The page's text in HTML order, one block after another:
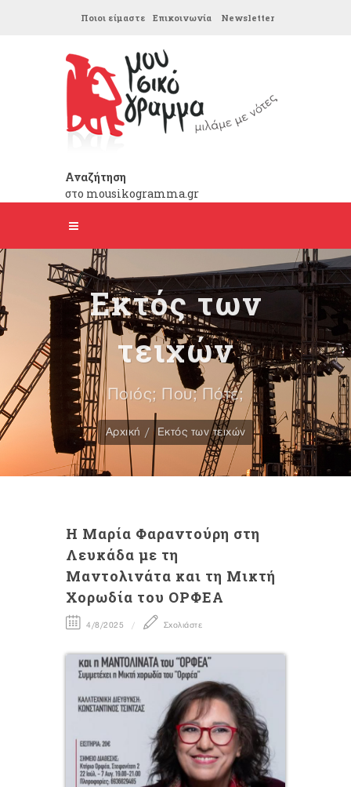
Ποιοι είμαστε Επικοινωνία Newsletter
Αναζήτηση
στο mousikogramma.gr
Εκτός των
τειχών
Ποιός; Που; Πότε;
Αρχική Εκτός των τειχών
H Mαρία Φαραντούρη στη
Λευκάδα με τη
Μαντολινάτα και τη Μικτή
Χορωδία του ΟΡΦΕΑ
4/8/2025 Σχολιάστε